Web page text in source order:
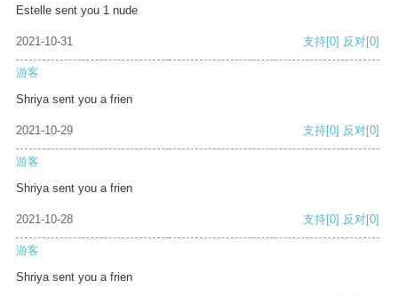
Estelle sent you 1 nude
2021-10-31 支持[0] 反对[0]
游客
Shriya sent you a frien
2021-10-29 支持[0] 反对[0]
游客
Shriya sent you a frien
2021-10-28 支持[0] 反对[0]
游客
Shriya sent you a frien